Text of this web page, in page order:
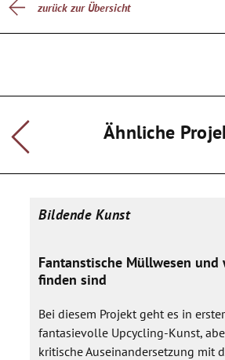
zurück zur Übersicht
Ähnliche
Bildende Kunst
Fantanstische Müllwesen und
finden sind
Bei diesem Projekt geht es in
fantasievolle Upcycling-Kunst,
kritische Auseinandersetzung mit